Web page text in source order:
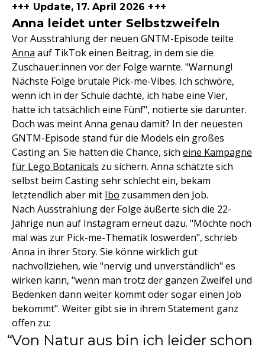
+++ Update, 17. April 2026 +++
Anna leidet unter Selbstzweifeln
Vor Ausstrahlung der neuen GNTM-Episode teilte
Anna auf TikTok einen Beitrag, in dem sie die
Zuschauer:innen vor der Folge warnte. "Warnung!
Nächste Folge brutale Pick-me-Vibes. Ich schwöre,
wenn ich in der Schule dachte, ich habe eine Vier,
hatte ich tatsächlich eine Fünf", notierte sie darunter.
Doch was meint Anna genau damit? In der neuesten
GNTM-Episode stand für die Models ein großes
Casting an. Sie hatten die Chance, sich eine Kampagne
für Lego Botanicals zu sichern. Anna schätzte sich
selbst beim Casting sehr schlecht ein, bekam
letztendlich aber mit Ibo zusammen den Job.
Nach Ausstrahlung der Folge äußerte sich die 22-
Jährige nun auf Instagram erneut dazu. "Möchte noch
mal was zur Pick-me-Thematik loswerden", schrieb
Anna in ihrer Story. Sie könne wirklich gut
nachvollziehen, wie "nervig und unverständlich" es
wirken kann, "wenn man trotz der ganzen Zweifel und
Bedenken dann weiter kommt oder sogar einen Job
bekommt". Weiter gibt sie in ihrem Statement ganz
offen zu:
Von Natur aus bin ich leider schon